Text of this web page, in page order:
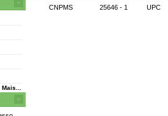
Mais...
CNPMS 25646 - 1 UPC